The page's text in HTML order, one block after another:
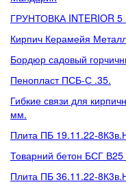
ГРУНТОВКА INTERIOR 5
Кирпич Керамейя
Бордюр садовый
Пенопласт ПСБ-С .35.
Гибкие связи для
мм.
Плита ПБ 19.11.22-
Товарний бетон БСГ
Плита ПБ 36.11.22-